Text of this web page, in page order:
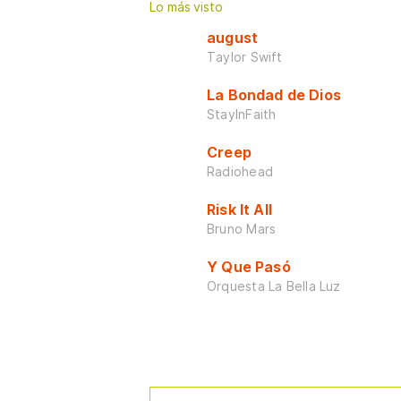
Lo más visto
august
Taylor Swift
La Bondad de Dios
StayInFaith
Creep
Radiohead
Risk It All
Bruno Mars
Y Que Pasó
Orquesta La Bella Luz